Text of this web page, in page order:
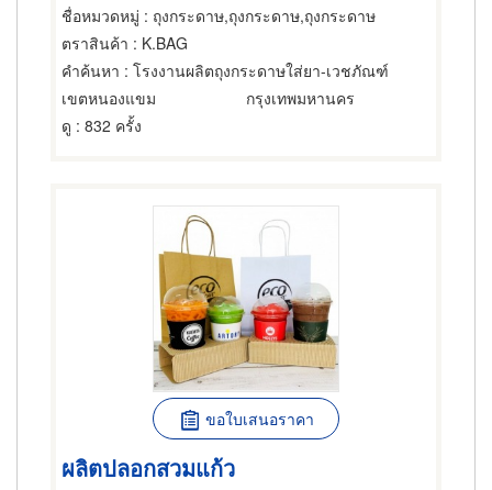
ชื่อหมวดหมู่ : ถุงกระดาษ,ถุงกระดาษ,ถุงกระดาษ
ตราสินค้า : K.BAG
คำค้นหา : โรงงานผลิตถุงกระดาษใส่ยา-เวชภัณฑ์
เขตหนองแขม
กรุงเทพมหานคร
ดู : 832 ครั้ง
ขอใบเสนอราคา
ผลิตปลอกสวมแก้ว